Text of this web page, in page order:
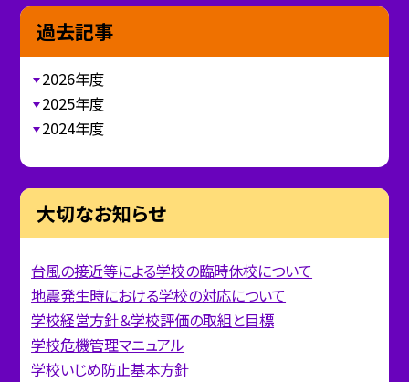
過去記事
2026年度
2025年度
2024年度
大切なお知らせ
台風の接近等による学校の臨時休校について
地震発生時における学校の対応について
学校経営方針＆学校評価の取組と目標
学校危機管理マニュアル
学校いじめ防止基本方針